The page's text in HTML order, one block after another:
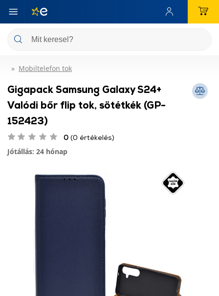
Mobiltelefon tok
Gigapack Samsung Galaxy S24+
Valódi bőr flip tok, sötétkék (GP-
152423)
0 (0 értékelés)
Jótállás: 24 hónap